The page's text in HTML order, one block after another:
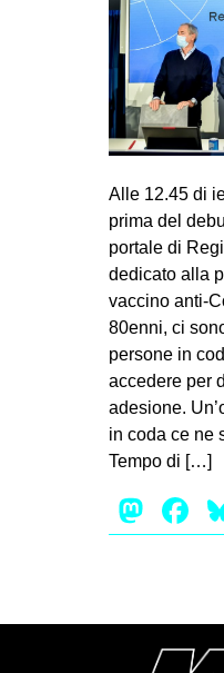
Alle 12.45 di
prima del
portale di
dedicato alla
vaccino anti-
80enni, ci
persone in
accedere per
adesione.
in coda ce ne
Tempo di […]